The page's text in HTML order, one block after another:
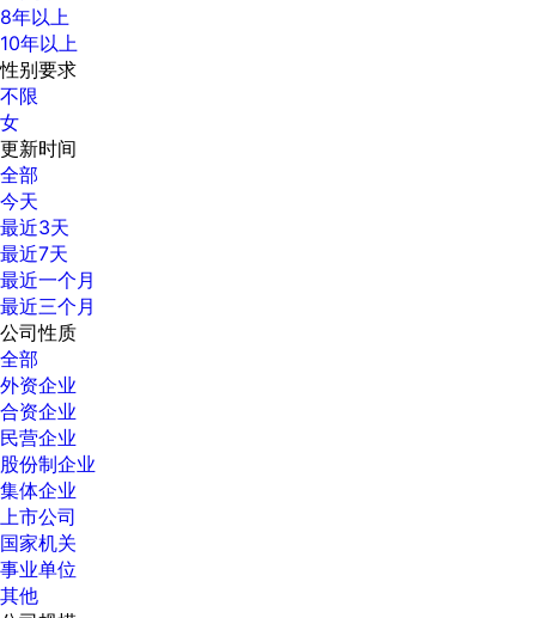
8年以上
10年以上
性别要求
不限
女
更新时间
全部
今天
最近3天
最近7天
最近一个月
最近三个月
公司性质
全部
外资企业
合资企业
民营企业
股份制企业
集体企业
上市公司
国家机关
事业单位
其他